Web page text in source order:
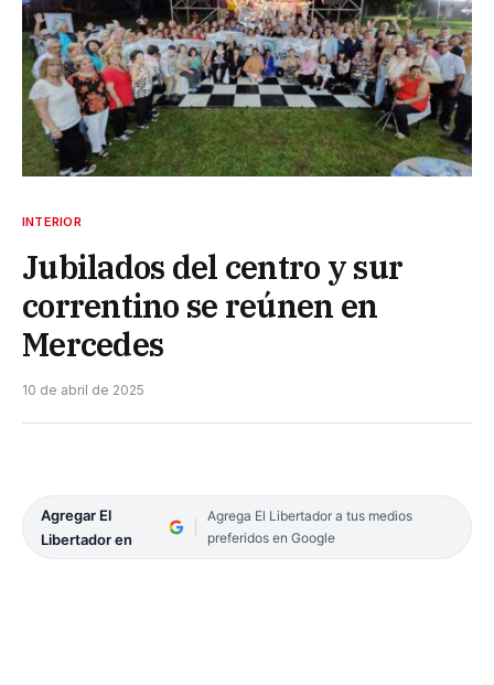
INTERIOR
Jubilados del centro y sur
correntino se reúnen en
Mercedes
10 de abril de 2025
Agregar El
Libertador en
Agrega El Libertador a tus medios
preferidos en Google